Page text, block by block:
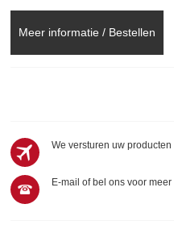
Meer informatie / Bestellen
We versturen uw
E-mail of bel ons voor